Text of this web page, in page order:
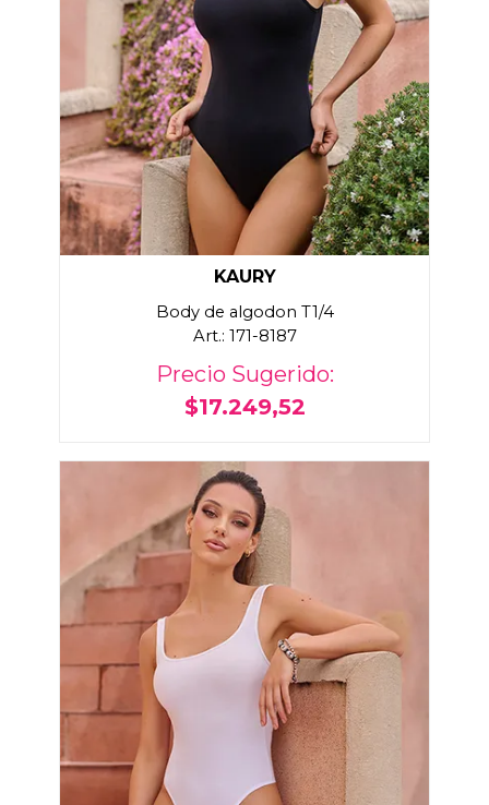
KAURY
Body de algodon T1/4
Art.: 171-8187
Precio Sugerido:
$17.249,52